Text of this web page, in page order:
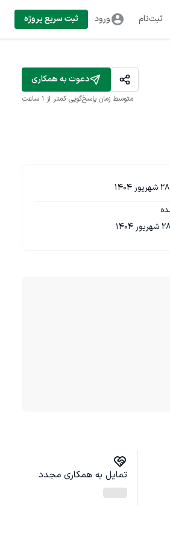
ثبت‌نام ورود ثبت سریع پروژه
دعوت به همکاری
متوسط زمان پاسخ‌گویی کمتر از 1 ساعت
تمایل به همکاری مجدد